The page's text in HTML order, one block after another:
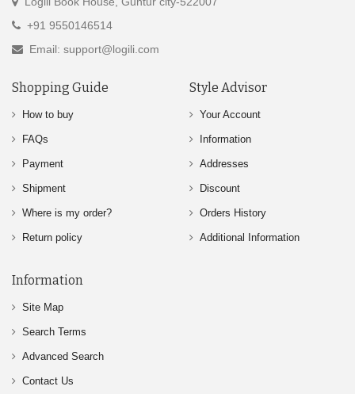
+91 9550146514
Email: support@logili.com
Shopping Guide
How to buy
FAQs
Payment
Shipment
Where is my order?
Return policy
Style Advisor
Your Account
Information
Addresses
Discount
Orders History
Additional Information
Information
Site Map
Search Terms
Advanced Search
Contact Us